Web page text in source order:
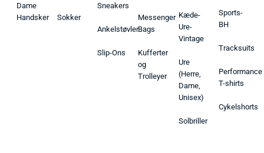
Dame
Handsker
Sokker
Sneakers
Ankelstøvler
Slip-Ons
Messenger
Bags
Kufferter
og
Trolleyer
Kæde-
Ure-
Vintage
Ure
(Herre,
Dame,
Unisex)
Solbriller
Sports-
BH
Tracksuits
Performance
T-shirts
Cykelshorts